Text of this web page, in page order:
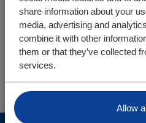
share information about your
media, advertising and
combine it with other
them or that they’ve collected
services.
Allow
U bevindt zich hier:
Cargo Floor | Horizontal
Technische gegevens